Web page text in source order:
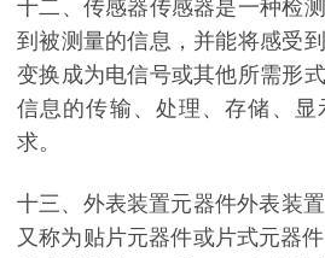
十二、传感器传感器是一种检
到被测量的信息，并能将感受
变换成为电信号或其他所需形
信息的传输、处理、存储、
求。
十三、外表装置元器件外表装
又称为贴片元器件或片式元器